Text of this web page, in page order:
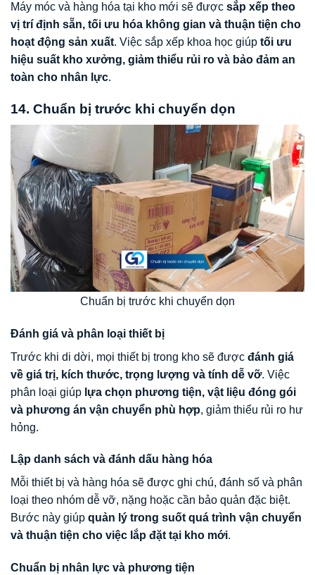
Máy móc và hàng hóa tại kho mới sẽ được sắp xếp theo
vị trí định sẵn, tối ưu hóa không gian và thuận tiện cho
hoạt động sản xuất. Việc sắp xếp khoa học giúp tối ưu
hiệu suất kho xưởng, giảm thiểu rủi ro và bảo đảm an
toàn cho nhân lực.
14. Chuẩn bị trước khi chuyển dọn
Chuẩn bị trước khi chuyển dọn
Đánh giá và phân loại thiết bị
Trước khi di dời, mọi thiết bị trong kho sẽ được đánh giá
về giá trị, kích thước, trọng lượng và tính dễ vỡ. Việc
phân loại giúp lựa chọn phương tiện, vật liệu đóng gói
và phương án vận chuyển phù hợp, giảm thiểu rủi ro hư
hỏng.
Lập danh sách và đánh dấu hàng hóa
Mỗi thiết bị và hàng hóa sẽ được ghi chú, đánh số và phân
loại theo nhóm dễ vỡ, nặng hoặc cần bảo quản đặc biệt.
Bước này giúp quản lý trong suốt quá trình vận chuyển
và thuận tiện cho việc lắp đặt tại kho mới.
Chuẩn bị nhân lực và phương tiện